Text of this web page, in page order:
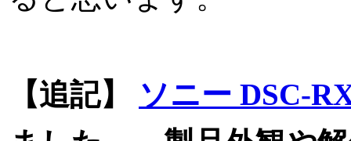
【追記】 ソニー DSC-